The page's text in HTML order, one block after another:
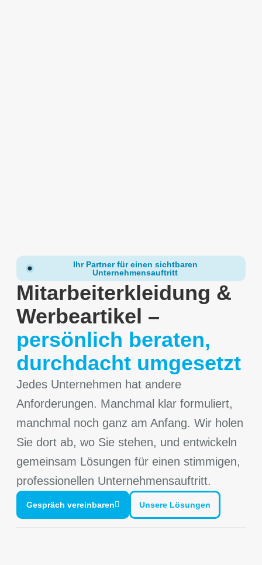
Ihr Partner für einen sichtbaren
Unternehmensauftritt
Mitarbeiterkleidung &
Werbeartikel –
persönlich beraten,
durchdacht umgesetzt
Jedes Unternehmen hat andere
Anforderungen. Manchmal klar formuliert,
manchmal noch ganz am Anfang. Wir holen
Sie dort ab, wo Sie stehen, und entwickeln
gemeinsam Lösungen für einen stimmigen,
professionellen Unternehmensauftritt.
Gespräch vereinbaren Unsere Lösungen